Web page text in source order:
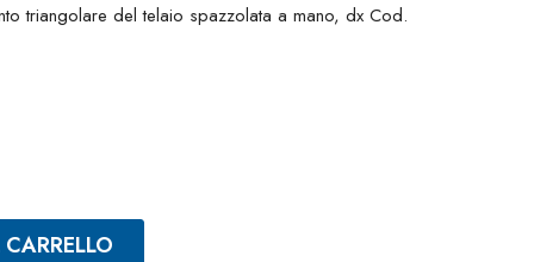
triangolare del telaio spazzolata a mano, dx Cod.